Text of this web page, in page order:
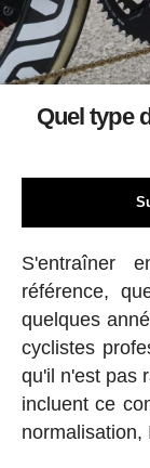
Quel type
S'entraîner
référence,
quelques
cyclistes
qu'il n'est pas
incluent ce
normalisation,